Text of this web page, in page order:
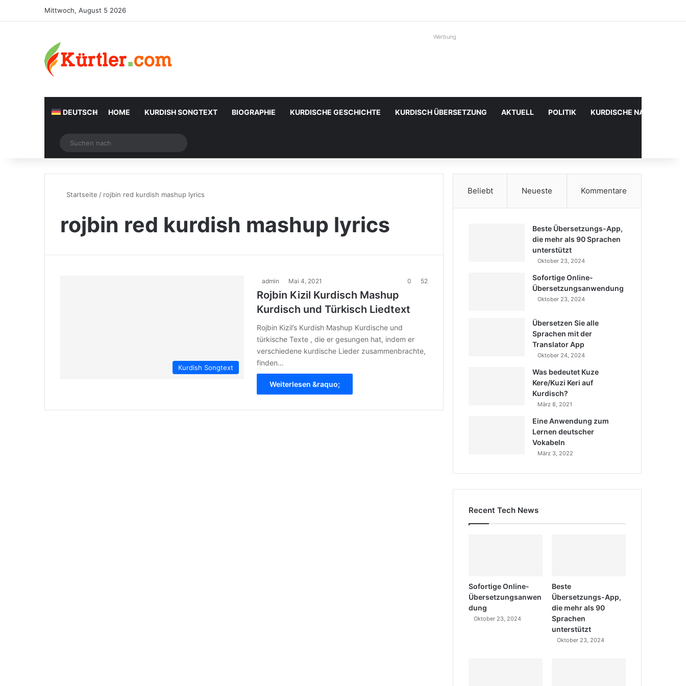
Mittwoch, August 5 2026
Werbung
DEUTSCH HOME KURDISH SONGTEXT BIOGRAPHIE KURDISCHE GESCHICHTE KURDISCH ÜBERSETZUNG AKTUELL POLITIK KURDISCHE
Zufälliger Artikel
nach
Startseite / rojbin red kurdish mashup lyrics
rojbin red kurdish mashup lyrics
Kurdish Songtext
admin Mai 4, 2021 0 52
Rojbin Kizil Kurdisch Mashup
Kurdisch und Türkisch Liedtext
Rojbin Kizil’s Kurdish Mashup Kurdische und
türkische Texte , die er gesungen hat, indem er
verschiedene kurdische Lieder zusammenbrachte,
finden…
Weiterlesen &raquo;
Beliebt Neueste Kommentare
Beste Übersetzungs-App,
die mehr als 90 Sprachen
unterstützt
Oktober 23, 2024
Sofortige Online-
Übersetzungsanwendung
Oktober 23, 2024
Übersetzen Sie alle
Sprachen mit der
Translator App
Oktober 24, 2024
Was bedeutet Kuze
Kere/Kuzi Keri auf
Kurdisch?
März 8, 2021
Eine Anwendung zum
Lernen deutscher
Vokabeln
März 3, 2022
Recent Tech News
Sofortige Online-
Übersetzungsanwen
dung
Oktober 23, 2024
Beste
Übersetzungs-App,
die mehr als 90
Sprachen
unterstützt
Oktober 23, 2024